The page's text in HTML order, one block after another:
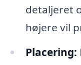
detaljeret
højere vil
Placering: